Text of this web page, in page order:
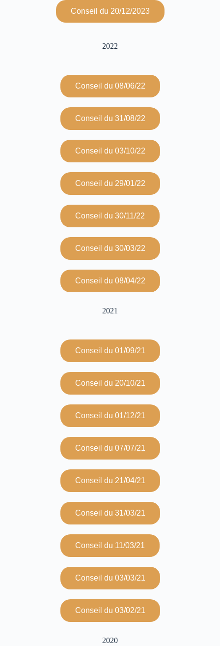
Conseil du 20/12/2023
2022
Conseil du 08/06/22
Conseil du 31/08/22
Conseil du 03/10/22
Conseil du 29/01/22
Conseil du 30/11/22
Conseil du 30/03/22
Conseil du 08/04/22
2021
Conseil du 01/09/21
Conseil du 20/10/21
Conseil du 01/12/21
Conseil du 07/07/21
Conseil du 21/04/21
Conseil du 31/03/21
Conseil du 11/03/21
Conseil du 03/03/21
Conseil du 03/02/21
2020